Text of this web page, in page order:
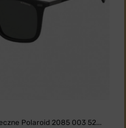
Polaroid 2085 003 52...